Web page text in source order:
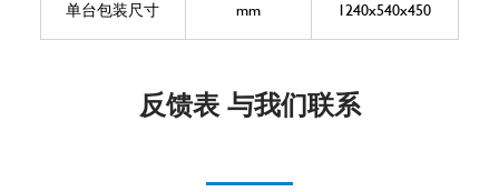
单台包装尺寸 mm 1240x540x450
反馈表 与我们联系